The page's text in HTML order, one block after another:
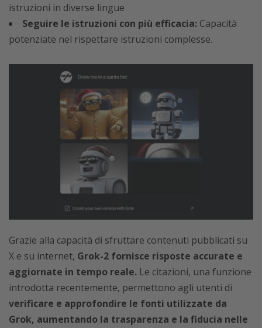
istruzioni in diverse lingue
Seguire le istruzioni con più efficacia: Capacità
potenziate nel rispettare istruzioni complesse.
Grazie alla capacità di sfruttare contenuti pubblicati su
X e su internet, Grok-2 fornisce risposte accurate e
aggiornate in tempo reale. Le citazioni, una funzione
introdotta recentemente, permettono agli utenti di
verificare e approfondire le fonti utilizzate da
Grok, aumentando la trasparenza e la fiducia nelle